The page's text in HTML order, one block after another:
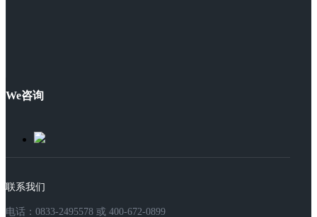
We咨询
联系我们
电话：0833-2495578 或 400-672-0899